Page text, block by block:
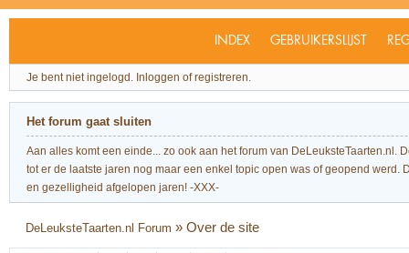
INDEX GEBRUIKERSLIJST
Je bent niet ingelogd. Inloggen of registreren.
Het forum gaat sluiten
Aan alles komt een einde... zo ook aan het forum van
tot er de laatste jaren nog maar een enkel topic open was of geopend
en gezelligheid afgelopen jaren! -XXX-
DeLeuksteTaarten.nl Forum »Over de site